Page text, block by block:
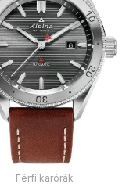
Férfi karórák